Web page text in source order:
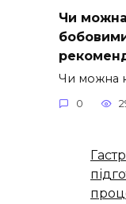
Чи
Чи можна
0